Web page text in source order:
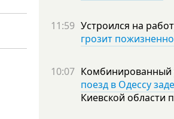
11:59 Устроился на
грозит
10:07 Комбинированный
поезд в Одессу
Киевской области